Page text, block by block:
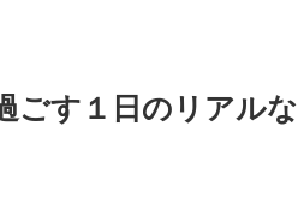
ごす１日のリアルな